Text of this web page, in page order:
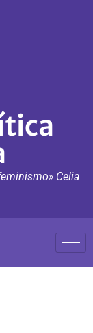
Celia